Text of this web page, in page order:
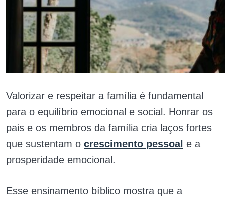
Valorizar e respeitar a família é fundamental
para o equilíbrio emocional e social. Honrar os
pais e os membros da família cria laços fortes
que sustentam o crescimento pessoal e a
prosperidade emocional.
Esse ensinamento bíblico mostra que a